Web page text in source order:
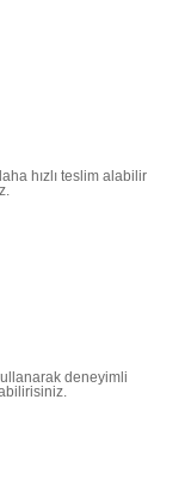
hızlı teslim alabilir
deneyimli